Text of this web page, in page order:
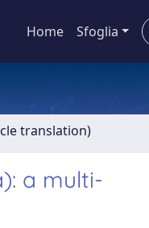
Home Sfoglia
translation)
a multi-